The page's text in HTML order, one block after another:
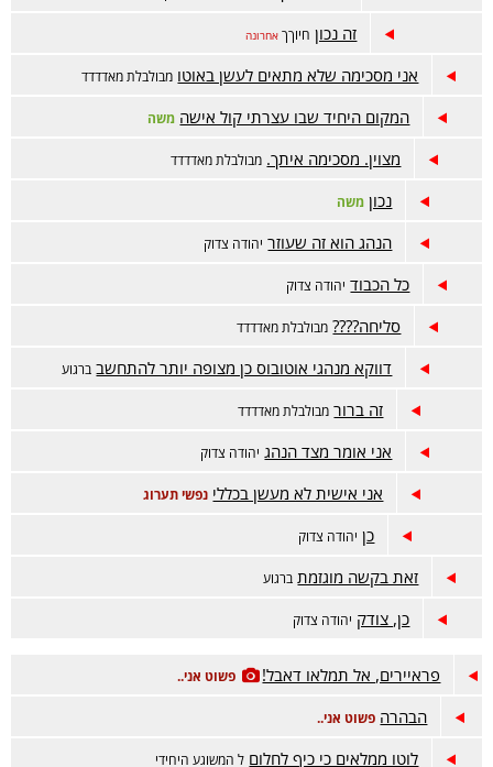
זה נכון חיוךך אחרונה
אני מסכימה שלא מתאים לעשן באוטו מבולבלת מאדדדד
המקום היחיד שבו עצרתי קול אישה משה
מצוין. מסכימה איתך. מבולבלת מאדדדד
נכון משה
הנהג הוא זה שעוזר יהודה צדוק
כל הכבוד יהודה צדוק
סליחה???? מבולבלת מאדדדד
דווקא מנהגי אוטובוס כן מצופה יותר להתחשב ברגוע
זה ברור מבולבלת מאדדדד
אני אומר מצד הנהג יהודה צדוק
אני אישית לא מעשן בכללי נפשי תערוג
כן יהודה צדוק
זאת בקשה מוגזמת ברגוע
כן, צודק יהודה צדוק
פראיירים, אל תמלאו דאבל! פשוט אני..
הבהרה פשוט אני..
לוטו ממלאים כי כיף לחלום ל המשוגע היחידי